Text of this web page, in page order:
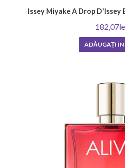
Issey Miyake A Drop D'Issey
ADĂUGAȚI ÎN